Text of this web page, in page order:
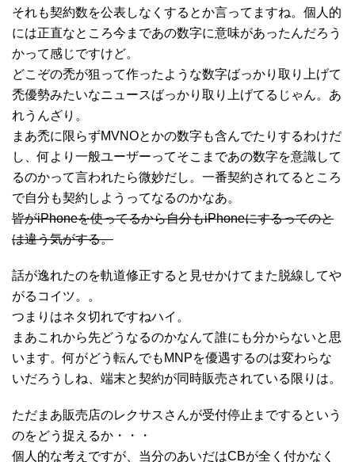
それも契約数を公表しなくするとか言ってますね。個人的
には正直なところ今まであの数字に意味があったんだろう
かって感じですけど。
どこぞの禿が狙って作ったような数字ばっかり取り上げて
禿優勢みたいなニュースばっかり取り上げてるじゃん。あ
れうんざり。
まあ禿に限らずMVNOとかの数字も含んでたりするわけだ
し、何より一般ユーザーってそこまであの数字を意識して
るのかって言われたら微妙だし。一番契約されてるところ
で自分も契約しようってなるのかなあ。
皆がiPhoneを使ってるから自分もiPhoneにするってのと
は違う気がする。
話が逸れたのを軌道修正すると見せかけてまた脱線してや
がるコイツ。。
つまりはネタ切れですねハイ。
まあこれから先どうなるのかなんて誰にも分からないと思
います。何がどう転んでもMNPを優遇するのは変わらな
いだろうしね、端末と契約が同時販売されている限りは。
ただまあ販売店のレクサスさんが受付停止までするという
のをどう捉えるか・・・
個人的な考えですが、当分のあいだはCBが全く付かなく